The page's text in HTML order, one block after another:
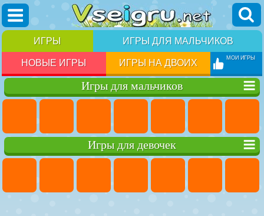
ИГРЫ ИГРЫ ДЛЯ МАЛЬЧИКОВ
НОВЫЕ ИГРЫ ИГРЫ НА ДВОИХ МОИ ИГРЫ
Игры для мальчиков
Игры для девочек